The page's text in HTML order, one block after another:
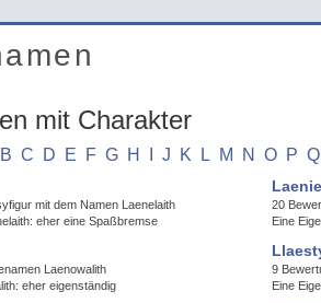
mit Charakter
B C D E F G H J K L M N O P Q
mit dem Namen Laenelaith
eher eine Spaßbremse
20
Eine
Laenowalith
eher eigenständig
9
Eine